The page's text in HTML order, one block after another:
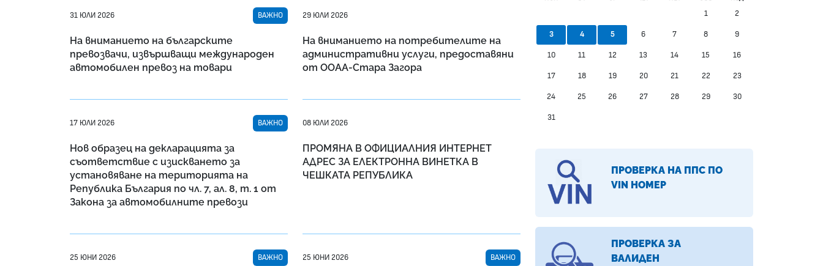
31 ЮЛИ 2026 ВАЖНО
На вниманието на българските
превозвачи, извършващи международен
автомобилен превоз на товари
29 ЮЛИ 2026
На вниманието на потребителите на
административни услуги, предоставяни
от ООАА-Стара Загора
17 ЮЛИ 2026 ВАЖНО
Нов образец на декларацията за
съответствие с изискването за
установяване на територията на
Република България по чл. 7, ал. 8, т. 1 от
Закона за автомобилните превози
08 ЮЛИ 2026
ПРОМЯНА В ОФИЦИАЛНИЯ ИНТЕРНЕТ
АДРЕС ЗА ЕЛЕКТРОННА ВИНЕТКА В
ЧЕШКАТА РЕПУБЛИКА
25 ЮНИ 2026 ВАЖНО 25 ЮНИ 2026 ВАЖНО
1 2
3 4 5 6 7 8 9
10 11 12 13 14 15 16
17 18 19 20 21 22 23
24 25 26 27 28 29 30
31
ПРОВЕРКА НА ППС ПО
VIN НОМЕР
ПРОВЕРКА ЗА
ВАЛИДЕН